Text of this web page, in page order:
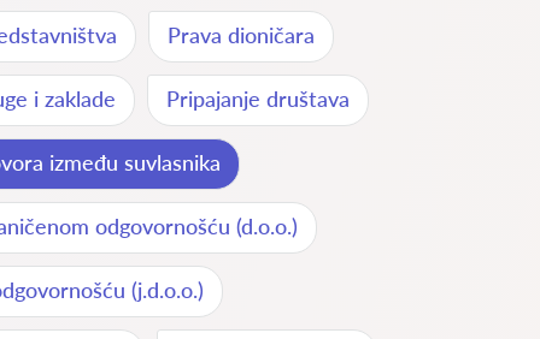
Prava dioničara
i zaklade Pripajanje društava
između suvlasnika
odgovornošću (d.o.o.)
(j.d.o.o.)